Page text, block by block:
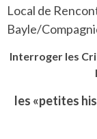
Local de
Bayle/
Interroger les
les «petites